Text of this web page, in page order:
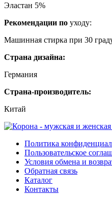
Эластан 5%
Рекомендации по уходу:
Машинная стирка при 30
Страна дизайна:
Германия
Страна-производитель:
Китай
Политика
Пользовательское
Условия обмена и
Обратная связь
Каталог
Контакты